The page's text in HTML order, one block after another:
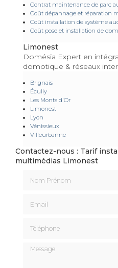
Contrat maintenance de parc
Coût dépannage et réparation
Coût installation de système
Coût pose et installation de
Limonest
Domésia Expert en
domotique & réseaux
Brignais
Écully
Les Monts d'Or
Limonest
Lyon
Vénissieux
Villeurbanne
Contactez-nous : Tarif
multimédias Limonest
Message